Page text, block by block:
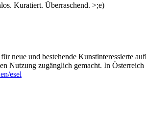
Kuratiert. Überraschend. >;e)
neue und bestehende Kunstinteressierte
Nutzung zugänglich gemacht. In Österreich
esel